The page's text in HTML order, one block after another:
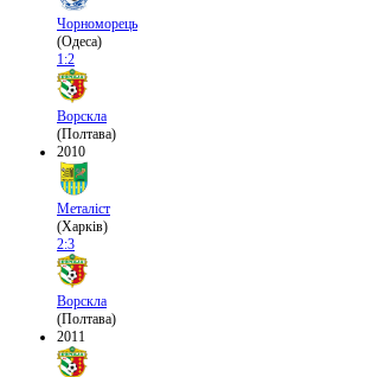
Чорноморець
(Одеса)
1:2
Ворскла
(Полтава)
2010
Металіст
(Харків)
2:3
Ворскла
(Полтава)
2011